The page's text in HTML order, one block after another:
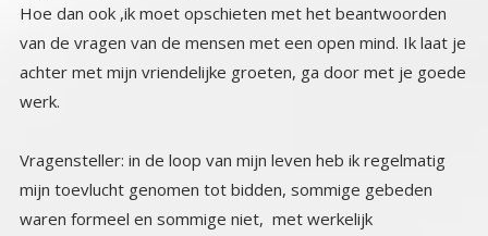
Hoe dan ook ,ik moet opschieten met het beantwoorden
van de vragen van de mensen met een open mind. Ik laat je
achter met mijn vriendelijke groeten, ga door met je goede
werk.
Vragensteller: in de loop van mijn leven heb ik regelmatig
mijn toevlucht genomen tot bidden, sommige gebeden
waren formeel en sommige niet, met werkelijk
verbazingwekkende en bijna onmiddellijke fysieke
resultaten. Ik heb deze resultaten ter harte genomen als
een persoonlijk bewijs dat sommige hogere krachten
kunnen reageren op een betekenisvolle wijze, tenminste
voor mij en misschien voor iedereen. Toch houd ik er nog
altijd rekening mee dat het toeval was. Kunt u vanuit uw
gezichtspunt zo vriendelijk zijn om deze gebeurtenissen